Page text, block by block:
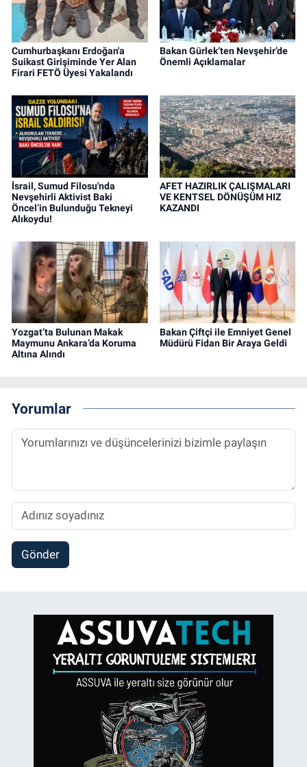
Cumhurbaşkanı Erdoğan'a
Suikast Girişiminde Yer Alan
Firari FETÖ Üyesi Yakalandı
Bakan Gürlek’ten Nevşehir’de
Önemli Açıklamalar
İsrail, Sumud Filosu'nda
Nevşehirli Aktivist Baki
Öncel’in Bulunduğu Tekneyi
Alıkoydu!
AFET HAZIRLIK ÇALIŞMALARI
VE KENTSEL DÖNÜŞÜM HIZ
KAZANDI
Yozgat’ta Bulunan Makak
Maymunu Ankara’da Koruma
Altına Alındı
Bakan Çiftçi ile Emniyet Genel
Müdürü Fidan Bir Araya Geldi
Yorumlar
Gönder